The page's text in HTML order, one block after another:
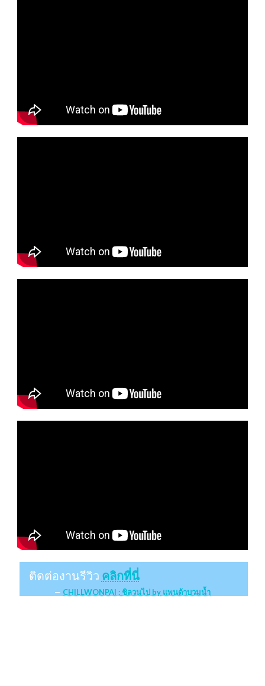
ติดต่องานรีวิว คลิกที่นี่
CHILLWONPAI : ชิลวนไป by แพนด้าบวมน้ำ